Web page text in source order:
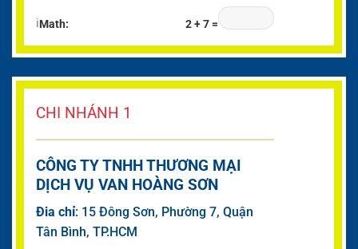
ℹMath: 2 + 7 =
CHI NHÁNH 1
CÔNG TY TNHH THƯƠNG MẠI
DỊCH VỤ VAN HOÀNG SƠN
Đia chỉ: 15 Đông Sơn, Phường 7, Quận
Tân Bình, TP.HCM